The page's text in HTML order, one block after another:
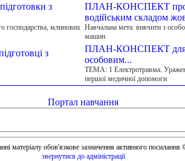
з
господарства, млинових
ПЛАН-КОНСПЕКТ
водійським складом
Навчальна мета: вивчити з
машин
з
ПЛАН-КОНСПЕКТ для
особовим...
ТЕМА: 1 Електротравма.
першої медичної допомоги
Портал навчання
матеріалу обов'язкове зазначення активного посилання
звернутися до адміністрації